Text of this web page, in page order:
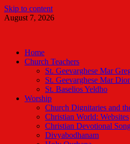
Skip to content
August 7, 2026
Home
Church Teachers
St. Geevarghese Mar
St. Geevarghese Mar
St. Baselios Yeldho
Worship
Church Dignitaries and
Christian World: Websites
Christian Devotional
Divyabodhanam